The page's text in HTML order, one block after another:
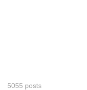
5055 posts